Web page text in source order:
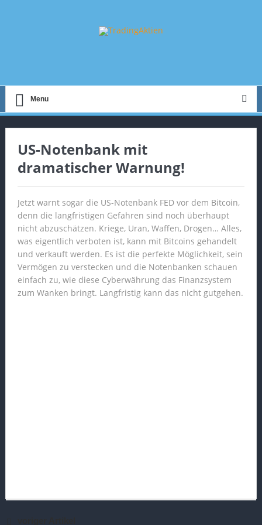
Menu
US-Notenbank mit
dramatischer Warnung!
Jetzt warnt sogar die US-Notenbank FED vor dem Bitcoin,
denn die langfristigen Gefahren sind noch überhaupt
nicht abzuschätzen. Kriege, Uran, Waffen, Drogen… Alles,
was eigentlich verboten ist, kann mit Bitcoins gehandelt
und verkauft werden. Es ist die perfekte Möglichkeit, sein
Vermögen zu verstecken und die Notenbanken schauen
einfach zu, wie diese Cyberwährung das Finanzsystem
zum Wanken bringt. Langfristig kann das nicht gutgehen.